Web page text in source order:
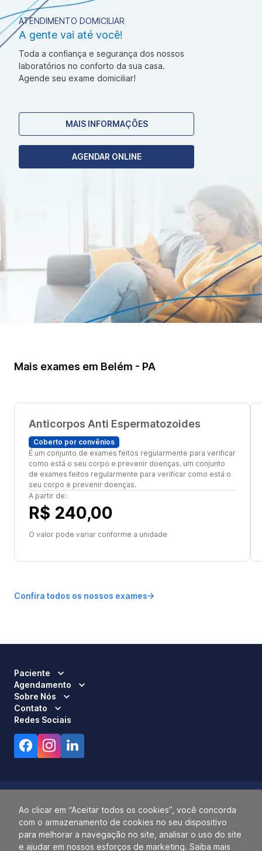
Ao clicar em “Aceitar todos os cookies”, você concorda
com o armazenamento de cookies no seu dispositivo
para melhorar a navegação no site, analisar o uso do site
e ajudar em nossos esforços de marketing. Saiba mais
ATENDIMENTO DOMICILIAR
A gente vai até você!
Toda a confiança e segurança dos nossos
laboratórios no conforto da sua casa.
Agende seu exame domiciliar!
MAIS INFORMAÇÕES
AGENDAR ONLINE
Mais exames em Belém - PA
Anticorpos Anti Espermatozoides
Coberto por convênios
É um conjunto de exames feitos regularmente para verificar
como está o seu corpo e prevenir doenças. um conjunto
de exames feitos regularmente para verificar como está o
seu corpo e prevenir doenças.
A partir de:
R$ 240,00
O valor pode variar conforme a unidade
Confira todos os nossos exames
Paciente
Agendamento
Sobre Nós
Contato
Redes Sociais
Responsável Técnico:
Dra. Luci Mara Barbiero – CRM 120.433/SP
2026 ALLIANÇA. TODOS OS DIREITOS RESERVADOS.
14.055.768/0001-77.